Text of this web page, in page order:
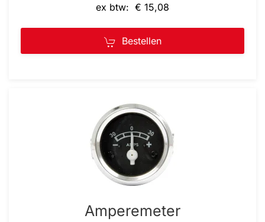
ex btw: € 15,08
Bestellen
Amperemeter